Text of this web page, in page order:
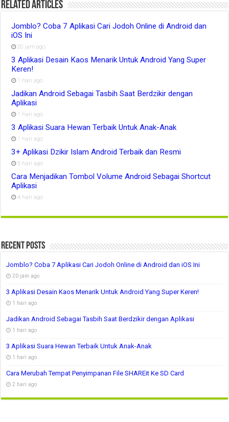
Related Articles
Jomblo? Coba 7 Aplikasi Cari Jodoh Online di Android dan
iOS Ini
20 jam ago
3 Aplikasi Desain Kaos Menarik Untuk Android Yang Super
Keren!
1 hari ago
Jadikan Android Sebagai Tasbih Saat Berdzikir dengan
Aplikasi
1 hari ago
3 Aplikasi Suara Hewan Terbaik Untuk Anak-Anak
1 hari ago
3+ Aplikasi Dzikir Islam Android Terbaik dan Resmi
3 hari ago
Cara Menjadikan Tombol Volume Android Sebagai Shortcut
Aplikasi
4 hari ago
Recent Posts
Jomblo? Coba 7 Aplikasi Cari Jodoh Online di Android dan iOS Ini
20 jam ago
3 Aplikasi Desain Kaos Menarik Untuk Android Yang Super Keren!
1 hari ago
Jadikan Android Sebagai Tasbih Saat Berdzikir dengan Aplikasi
1 hari ago
3 Aplikasi Suara Hewan Terbaik Untuk Anak-Anak
1 hari ago
Cara Merubah Tempat Penyimpanan File SHAREit Ke SD Card
2 hari ago